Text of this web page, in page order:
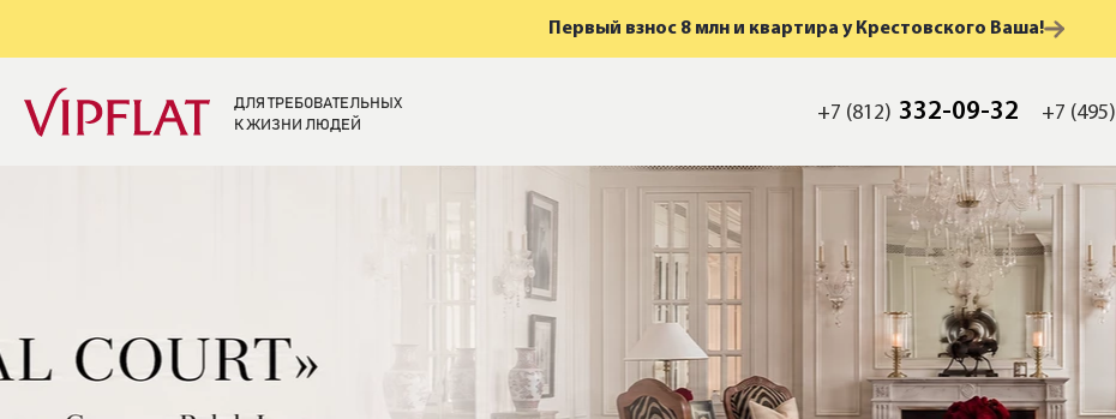
Первый взнос 8 млн и квартира у Крестовского Ваша!
ДЛЯ ТРЕБОВАТЕЛЬНЫХ
К ЖИЗНИ ЛЮДЕЙ
+7 (812) 332-09-32 +7 (495)